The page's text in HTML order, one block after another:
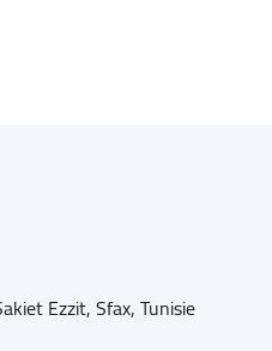
Ezzit, Sfax, Tunisie